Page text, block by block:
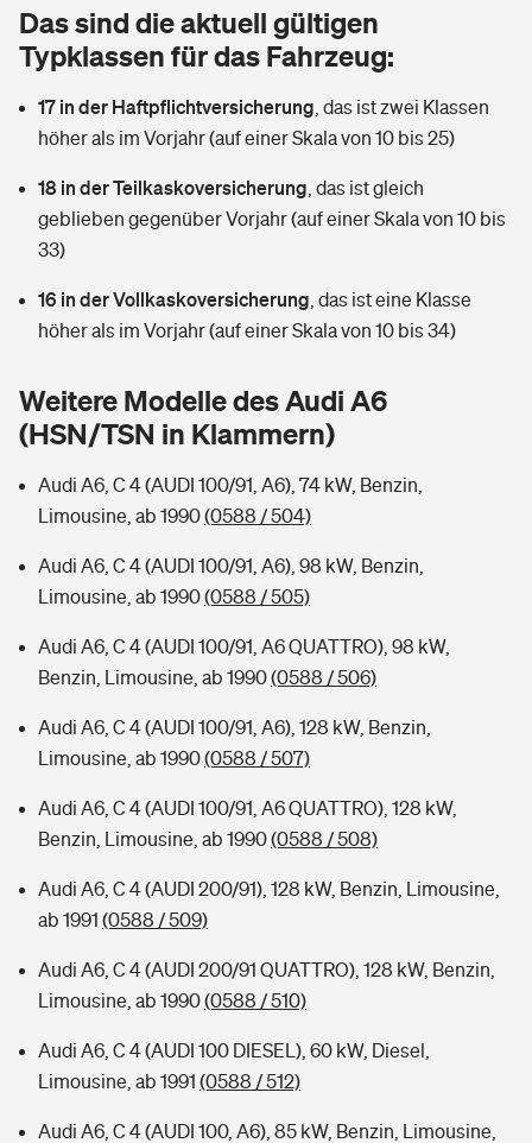
Tools
Wer versichert was: Jetzt Versicherer finden
Sie haben Fragen?
Glasversicherung
Mietkautionsversicherung
Restkreditversicherung
Hochwasser-Check: Wie gefährdet ist Ihr Haus?
Wer versichert was: Jetzt Versicherer finden
Sie haben Fragen?
Kinderunfall­ver­si­che­rung
Kinderinvalidität
Reiseversicherung
Hundehalter-Haftpflicht
Private Cyberversicherung
Musikinstrumentenversicherung
Zur Übersicht
Tools
Kinderunfall-Check: Mehr Sicherheit für deine Kids
Sie haben Fragen?
Dread-Disease-Versicherung
Tierkrankenversicherung
Tools
Wer versichert was: Jetzt Versicherer finden
Sie haben Fragen?
Rentenrechner: Wie viel Geld bekomme ich im Alter?
Das sind die aktuell gültigen
Typklassen für das Fahrzeug:
17 in der Haftpflichtversicherung das ist zwei Klassen
höher als im Vorjahr (auf einer Skala von 10 bis 25)
18 in der Teilkaskoversicherung das ist gleich
geblieben gegenüber Vorjahr (auf einer Skala von 10 bis
33)
16 in der Vollkaskoversicherung das ist eine Klasse
höher als im Vorjahr (auf einer Skala von 10 bis 34)
Weitere Modelle des Audi A6
(HSN/TSN in Klammern)
Audi A6, C 4 (AUDI 100/91, A6), 74 kW, Benzin,
Limousine, ab 1990(0588 / 504)
Audi A6, C 4 (AUDI 100/91, A6), 98 kW, Benzin,
Limousine, ab 1990(0588 / 505)
Audi A6, C 4 (AUDI 100/91, A6 QUATTRO), 98 kW,
Benzin, Limousine, ab 1990(0588 / 506)
Audi A6, C 4 (AUDI 100/91, A6), 128 kW, Benzin,
Limousine, ab 1990(0588 / 507)
Audi A6, C 4 (AUDI 100/91, A6 QUATTRO), 128 kW,
Benzin, Limousine, ab 1990(0588 / 508)
Audi A6, C 4 (AUDI 200/91), 128 kW, Benzin, Limousine,
ab 1991 (0588 / 509)
Audi A6, C 4 (AUDI 200/91 QUATTRO), 128 kW, Benzin,
Limousine, ab 1990(0588 / 510)
Audi A6, C 4 (AUDI 100 DIESEL), 60 kW, Diesel,
Limousine, ab 1991 (0588 / 512)
Audi A6, C 4 (AUDI 100, A6), 85 kW, Benzin, Limousine,